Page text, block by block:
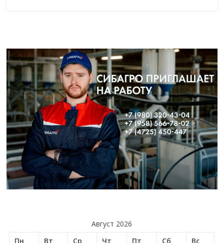
Август 2026
Пн
Вт Ср Чт Пт Сб Вс